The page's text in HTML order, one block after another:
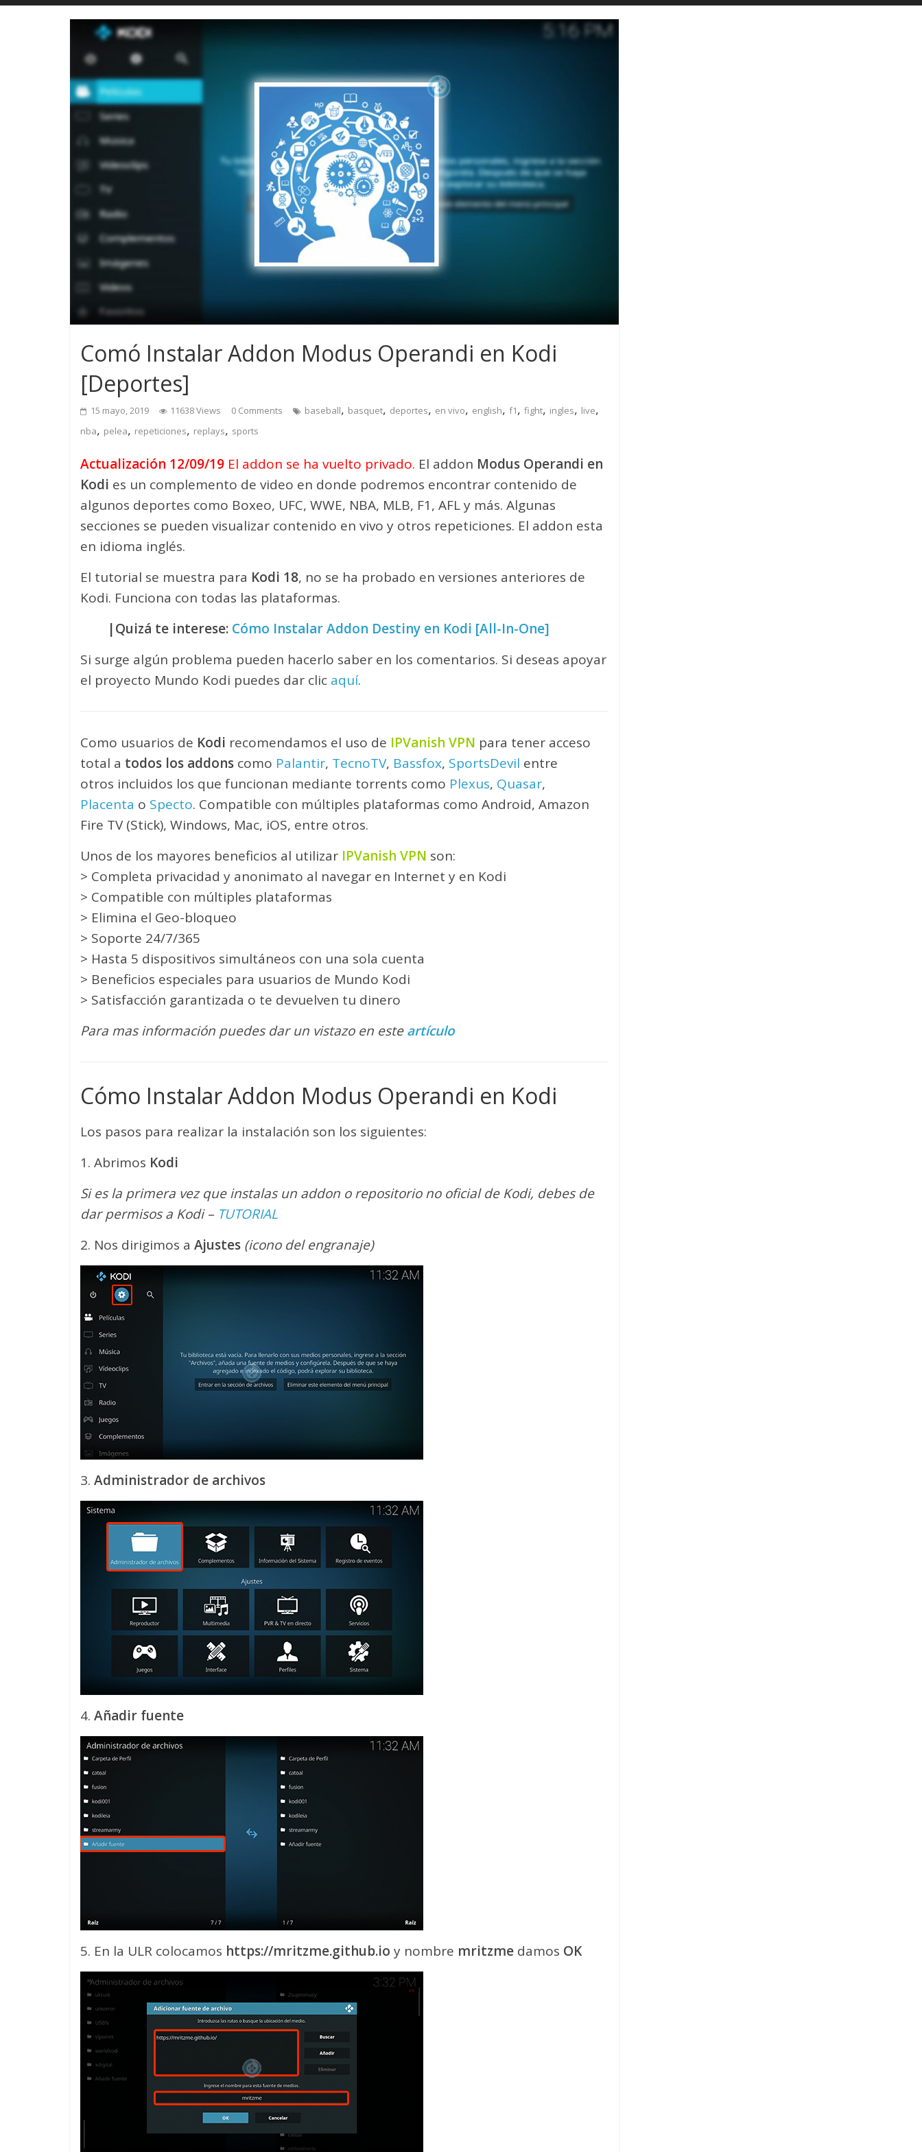
Comó Instalar Addon Modus Operandi en Kodi
[Deportes]
15 mayo, 2019 11638 Views 0 Comments baseball, basquet, deportes, en vivo, english, f1, fight, ingles, live,
nba, pelea, repeticiones, replays, sports
Actualización 12/09/19 El addon se ha vuelto privado. El addon Modus Operandi en
Kodi es un complemento de video en donde podremos encontrar contenido de
algunos deportes como Boxeo, UFC, WWE, NBA, MLB, F1, AFL y más. Algunas
secciones se pueden visualizar contenido en vivo y otros repeticiones. El addon esta
en idioma inglés.
El tutorial se muestra para Kodi 18, no se ha probado en versiones anteriores de
Kodi. Funciona con todas las plataformas.
|Quizá te interese: Cómo Instalar Addon Destiny en Kodi [All-In-One]
Si surge algún problema pueden hacerlo saber en los comentarios. Si deseas apoyar
el proyecto Mundo Kodi puedes dar clic aquí.
Como usuarios de Kodi recomendamos el uso de IPVanish VPN para tener acceso
total a todos los addons como Palantir, TecnoTV, Bassfox, SportsDevil entre
otros incluidos los que funcionan mediante torrents como Plexus, Quasar,
Placenta o Specto. Compatible con múltiples plataformas como Android, Amazon
Fire TV (Stick), Windows, Mac, iOS, entre otros.
Unos de los mayores beneficios al utilizar IPVanish VPN son:
> Completa privacidad y anonimato al navegar en Internet y en Kodi
> Compatible con múltiples plataformas
> Elimina el Geo-bloqueo
> Soporte 24/7/365
> Hasta 5 dispositivos simultáneos con una sola cuenta
> Beneficios especiales para usuarios de Mundo Kodi
> Satisfacción garantizada o te devuelven tu dinero
Para mas información puedes dar un vistazo en esteartículo
Cómo Instalar Addon Modus Operandi en Kodi
Los pasos para realizar la instalación son los siguientes:
1. Abrimos Kodi
Si es la primera vez que instalas un addon o repositorio no oficial de Kodi, debes de
dar permisos a Kodi – TUTORIAL
2. Nos dirigimos a Ajustes (icono del engranaje)
3. Administrador de archivos
4. Añadir fuente
5. En la ULR colocamos https://mritzme.github.io y nombre mritzme damos OK